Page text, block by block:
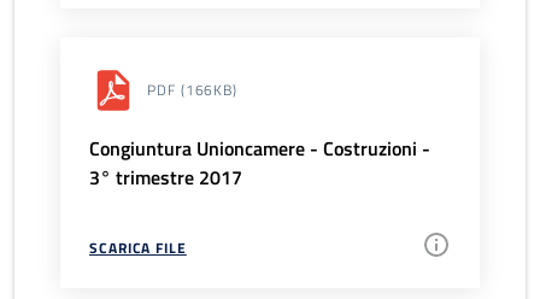
PDF (166KB)
Congiuntura Unioncamere - Costruzioni -
3° trimestre 2017
SCARICA FILE